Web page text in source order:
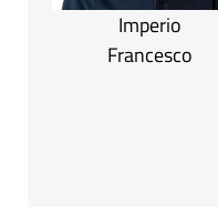
Imperio
Francesco